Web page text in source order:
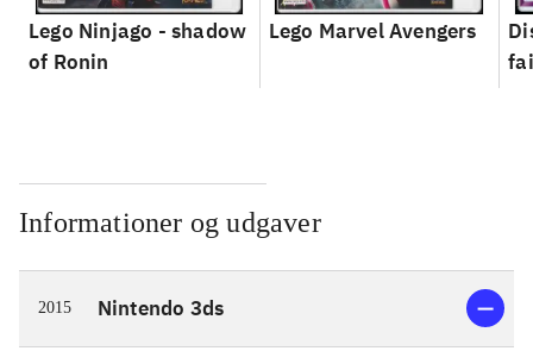
Lego Ninjago - shadow
of Ronin
Lego Marvel Avengers
Informationer og udgaver
2015 Nintendo 3ds